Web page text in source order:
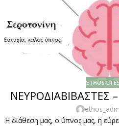
ETHOS
ΝΕΥΡΟΔΙΑΒΙΒΑΣΤΕΣ
Η διάθεση μας, ο ύπνος μας, η